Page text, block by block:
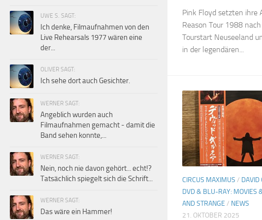
Pink Floyd setzten ihre
Reason Tour 1988
Tourstart Neuseeland
in der legendären...
CIRCUS MAXIMUS / DAVID
DVD & BLU-RAY: MOVIES
AND STRANGE / NEWS
21. OKTOBER 2025
UWE S. SAGT:
Ich denke, Filmaufnahmen von den
Live Rehearsals 1977 wären eine
der...
OLIVER SAGT:
Ich sehe dort auch Gesichter.
WERNER SAGT:
Angeblich wurden auch
Filmaufnahmen gemacht - damit die
Band sehen konnte,...
WERNER SAGT:
Nein, noch nie davon gehört... echt!?
Tatsächlich spiegelt sich die Schrift...
WERNER SAGT:
Das wäre ein Hammer!